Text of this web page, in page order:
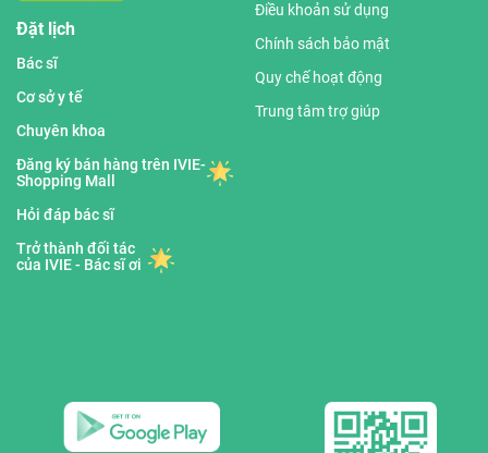
Đặt lịch
Bác sĩ
Cơ sở y tế
Chuyên khoa
Đăng ký bán hàng trên IVIE-
Shopping Mall
Hỏi đáp bác sĩ
Trở thành đối tác
của IVIE - Bác sĩ ơi
Điều khoản sử dụng
Chính sách bảo mật
Quy chế hoạt động
Trung tâm trợ giúp